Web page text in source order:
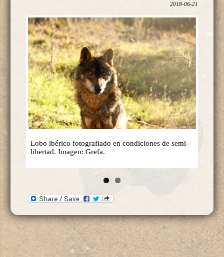
2018-06-21
Lobo ibérico fotografiado en condiciones de semi-
libertad. Imagen: Grefa.